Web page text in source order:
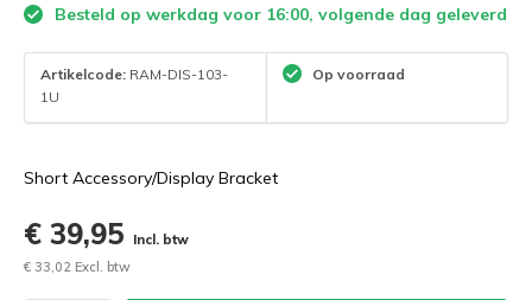
Besteld op werkdag voor 16:00, volgende dag geleverd
Artikelcode: RAM-DIS-103-
1U
Op voorraad
Short Accessory/Display Bracket
€ 39,95
Incl. btw
€ 33,02 Excl. btw